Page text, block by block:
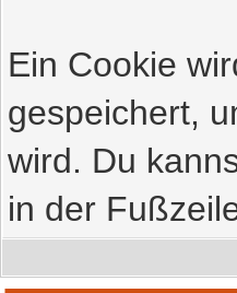
Ein Cookie
gespeichert,
wird. Du
in der